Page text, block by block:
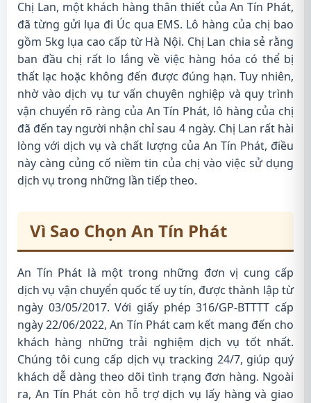
Chị Lan, một khách hàng thân thiết của An Tín Phát,
đã từng gửi lụa đi Úc qua EMS. Lô hàng của chị bao
gồm 5kg lụa cao cấp từ Hà Nội. Chị Lan chia sẻ rằng
ban đầu chị rất lo lắng về việc hàng hóa có thể bị
thất lạc hoặc không đến được đúng hạn. Tuy nhiên,
nhờ vào dịch vụ tư vấn chuyên nghiệp và quy trình
vận chuyển rõ ràng của An Tín Phát, lô hàng của chị
đã đến tay người nhận chỉ sau 4 ngày. Chị Lan rất hài
lòng với dịch vụ và chất lượng của An Tín Phát, điều
này càng củng cố niềm tin của chị vào việc sử dụng
dịch vụ trong những lần tiếp theo.
Vì Sao Chọn An Tín Phát
An Tín Phát là một trong những đơn vị cung cấp
dịch vụ vận chuyển quốc tế uy tín, được thành lập từ
ngày 03/05/2017. Với giấy phép 316/GP-BTTTT cấp
ngày 22/06/2022, An Tín Phát cam kết mang đến cho
khách hàng những trải nghiệm dịch vụ tốt nhất.
Chúng tôi cung cấp dịch vụ tracking 24/7, giúp quý
khách dễ dàng theo dõi tình trạng đơn hàng. Ngoài
ra, An Tín Phát còn hỗ trợ dịch vụ lấy hàng và giao